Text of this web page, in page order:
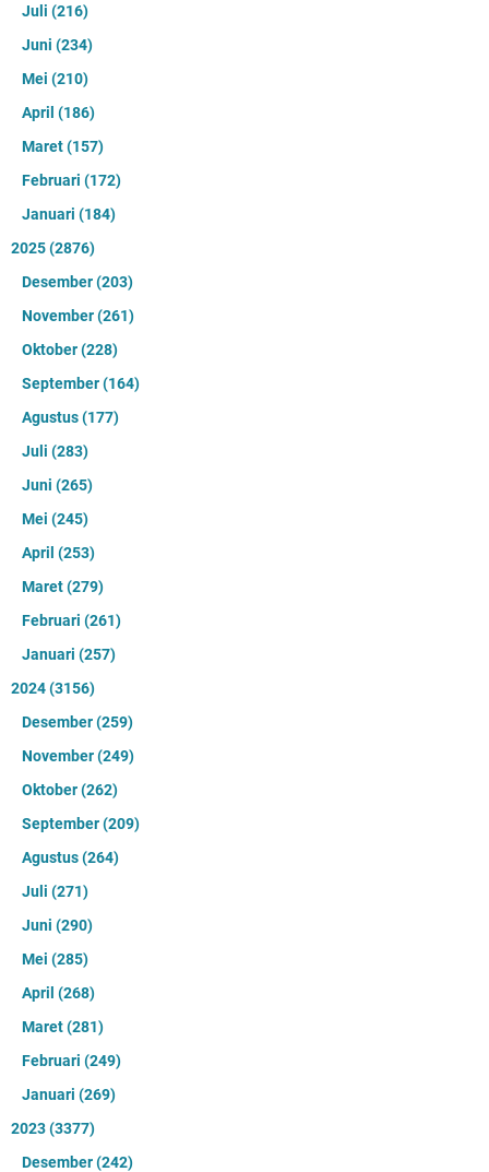
Juli (216)
Juni (234)
Mei (210)
April (186)
Maret(157)
Februari (172)
Januari (184)
2025(2876)
Desember(203)
November(261)
Oktober(228)
September(164)
Agustus(177)
Juli (283)
Juni (265)
Mei (245)
April (253)
Maret(279)
Februari (261)
Januari (257)
2024(3156)
Desember(259)
November(249)
Oktober(262)
September(209)
Agustus(264)
Juli (271)
Juni (290)
Mei (285)
April (268)
Maret(281)
Februari (249)
Januari (269)
2023(3377)
Desember(242)